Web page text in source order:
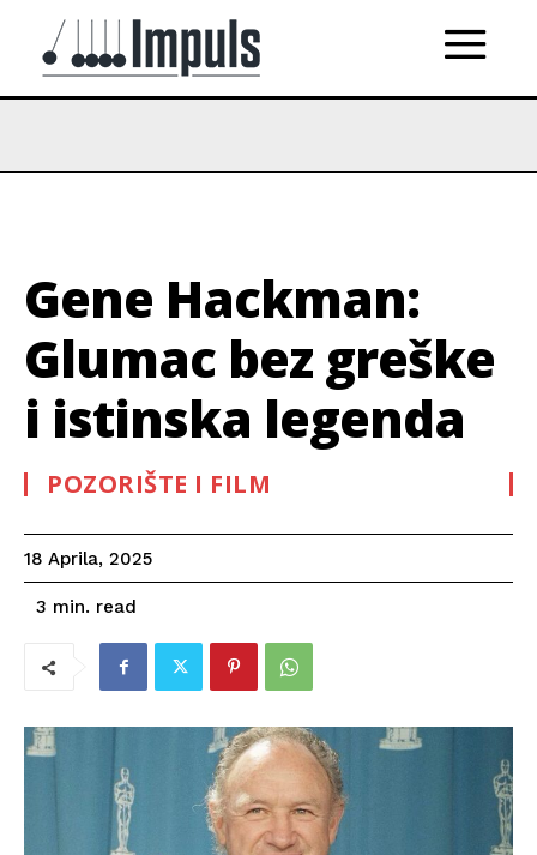
Gene Hackman:
Glumac bez greške
i istinska legenda
POZORIŠTE I FILM
18 Aprila, 2025
3 min. read